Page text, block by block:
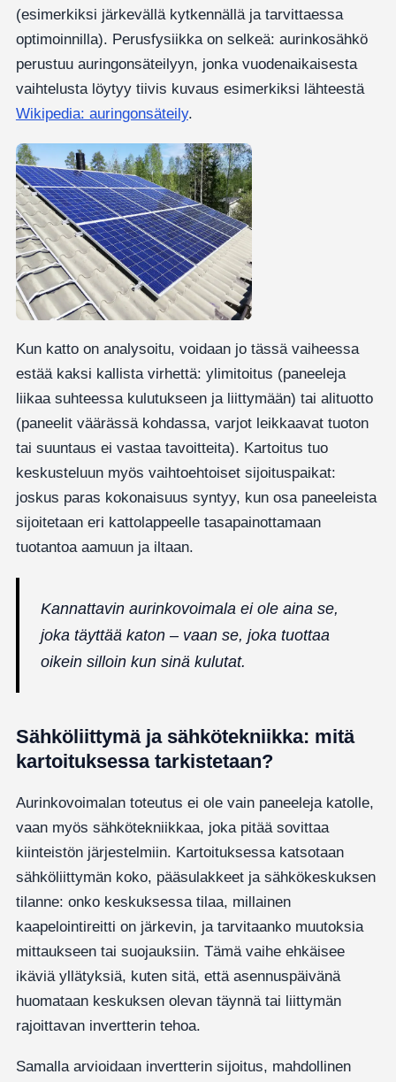
(esimerkiksi järkevällä kytkennällä ja tarvittaessa
optimoinnilla). Perusfysiikka on selkeä: aurinkosähkö
perustuu auringonsäteilyyn, jonka vuodenaikaisesta
vaihtelusta löytyy tiivis kuvaus esimerkiksi lähteestä
Wikipedia: auringonsäteily.
Kun katto on analysoitu, voidaan jo tässä vaiheessa
estää kaksi kallista virhettä: ylimitoitus (paneeleja
liikaa suhteessa kulutukseen ja liittymään) tai alituotto
(paneelit väärässä kohdassa, varjot leikkaavat tuoton
tai suuntaus ei vastaa tavoitteita). Kartoitus tuo
keskusteluun myös vaihtoehtoiset sijoituspaikat:
joskus paras kokonaisuus syntyy, kun osa paneeleista
sijoitetaan eri kattolappeelle tasapainottamaan
tuotantoa aamuun ja iltaan.
Kannattavin aurinkovoimala ei ole aina se,
joka täyttää katon – vaan se, joka tuottaa
oikein silloin kun sinä kulutat.
Sähköliittymä ja sähkötekniikka: mitä
kartoituksessa tarkistetaan?
Aurinkovoimalan toteutus ei ole vain paneeleja katolle,
vaan myös sähkötekniikkaa, joka pitää sovittaa
kiinteistön järjestelmiin. Kartoituksessa katsotaan
sähköliittymän koko, pääsulakkeet ja sähkökeskuksen
tilanne: onko keskuksessa tilaa, millainen
kaapelointireitti on järkevin, ja tarvitaanko muutoksia
mittaukseen tai suojauksiin. Tämä vaihe ehkäisee
ikäviä yllätyksiä, kuten sitä, että asennuspäivänä
huomataan keskuksen olevan täynnä tai liittymän
rajoittavan invertterin tehoa.
Samalla arvioidaan invertterin sijoitus, mahdollinen